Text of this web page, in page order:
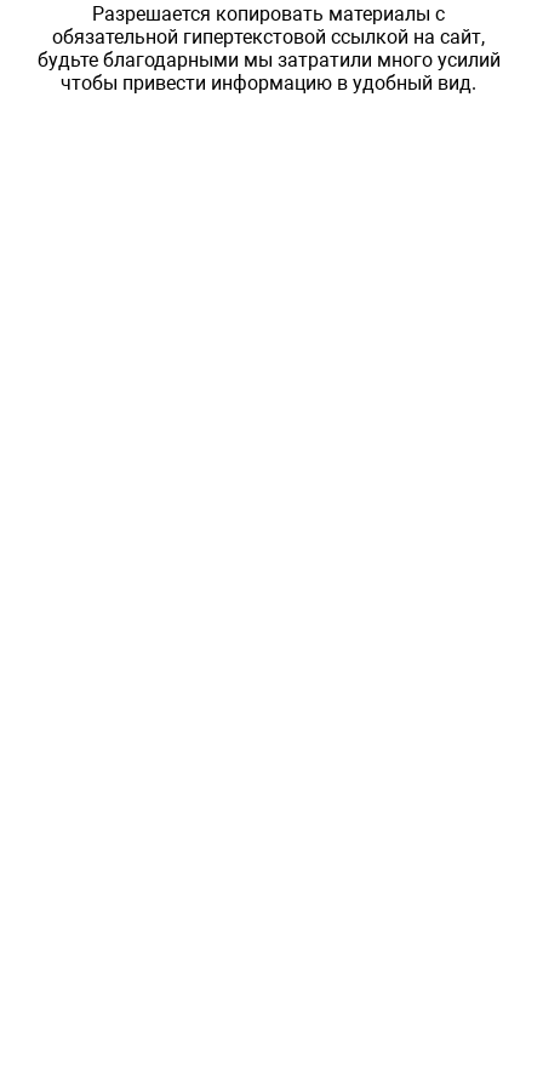
Разрешается копировать материалы с
обязательной гипертекстовой ссылкой на сайт,
будьте благодарными мы затратили много усилий
чтобы привести информацию в удобный вид.